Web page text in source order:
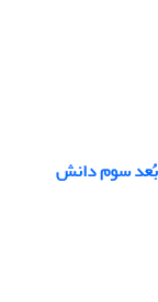
سوم دانش